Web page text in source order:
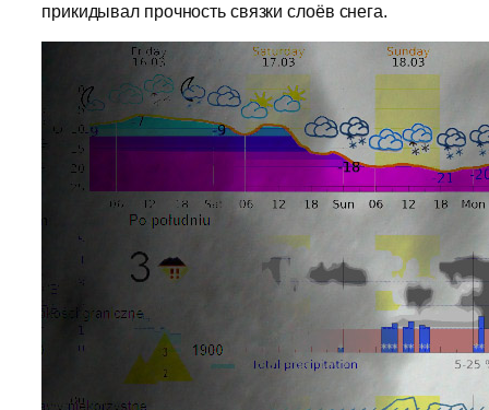
прикидывал прочность связки слоёв снега.